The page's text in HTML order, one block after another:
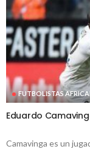
FUTBOLISTAS
Eduardo
Camavinga es un